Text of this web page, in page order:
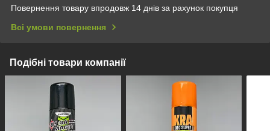
Повернення товару впродовж 14 днів за рахунок покупця
Всі умови повернення
Подібні товари компанії